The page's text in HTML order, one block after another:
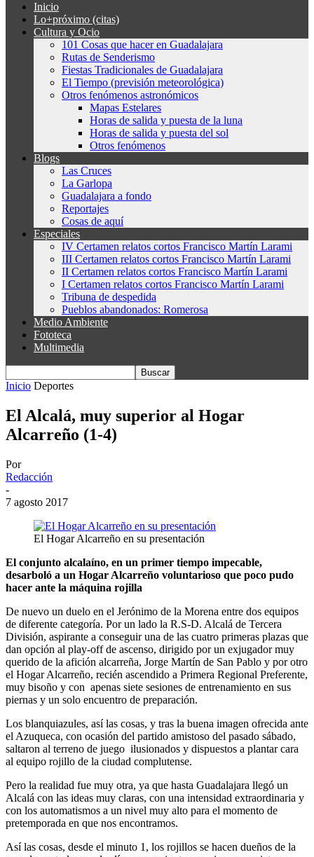
Inicio
Lo+próximo (citas)
Cultura y Ocio
101 Cosas que hacer en Guadalajara
Rutas de Senderismo
Fiestas Tradicionales de Guadalajara
El Tiempo (previsión meteorológica)
Otros fenómenos astronómicos
Mapas Estelares
Horas de salida y puesta de la luna
Horas de salida y puesta del sol
Otros fenómenos
Blogs
Las Cruces
La Garlopa
Guadalajara a fondo
Reportajes
Cosas de aquí
Especiales
IV Certamen relatos cortos Francisco Martín Larami
III Certamen relatos cortos Francisco Martín Larami
II Certamen relatos cortos Francisco Martín Larami
I Certamen relatos cortos Francisco Martín Larami
Tribuna de despedida
Pueblos abandonados: Romerosa
Medio Ambiente
Fototeca
Multimedia
Inicio Deportes
El Alcalá, muy superior al Hogar
Alcarreño (1-4)
Por
Redacción
-
7 agosto 2017
El Hogar Alcarreño en su presentación
El conjunto alcalaíno, en un primer tiempo impecable,
desarboló a un Hogar Alcarreño voluntarioso que poco pudo
hacer ante la máquina rojilla
De nuevo un duelo en el Jerónimo de la Morena entre dos equipos
de diferente categoría. Por un lado la R.S-D. Alcalá de Tercera
División, aspirante a conseguir una de las cuatro primeras plazas que
dan opción al play-off de ascenso, dirigido por un exjugador muy
querido de la afición alcarreña, Jorge Martín de San Pablo y por otro
el Hogar Alcarreño, recién ascendido a Primera Regional Preferente,
muy bisoño y con apenas siete sesiones de entrenamiento en sus
piernas y un solo encuentro de preparación.
Los blanquiazules, así las cosas, y tras la buena imagen ofrecida ante
el Azuqueca, con ocasión del partido amistoso del pasado sábado,
saltaron al terreno de juego ilusionados y dispuestos a plantar cara
al equipo rojillo de la ciudad complutense.
Pero la realidad fue muy otra, ya que hasta Guadalajara llegó un
Alcalá con las ideas muy claras, con una intensidad extraordinaria y
con los automatismos a un nivel muy alto para el momento de
pretemporada en que nos encontramos.
Así las cosas, desde el minuto 1, los rojillos se hacen dueños de la